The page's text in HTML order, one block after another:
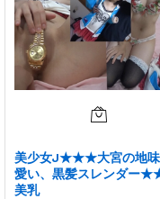
美少女J★★★大宮の地味
愛い、黒髪スレンダー
美乳